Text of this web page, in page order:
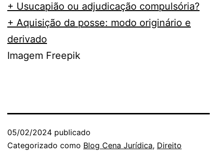
+ Usucapião ou adjudicação compulsória?
+ Aquisição da posse: modo originário e
derivado
Imagem Freepik
05/02/2024 publicado
Categorizado como Blog Cena Jurídica, Direito